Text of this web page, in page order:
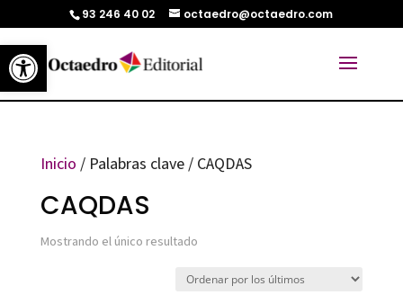
Abrir barra de herramientas
93 246 40 02 octaedro@octaedro.com
Inicio / Palabras clave / CAQDAS
CAQDAS
Mostrando el único resultado